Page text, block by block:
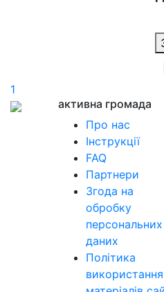
1
активна громада
Про нас
Інструкції
FAQ
Партнери
Згода на
обробку
персональних
даних
Політика
використання